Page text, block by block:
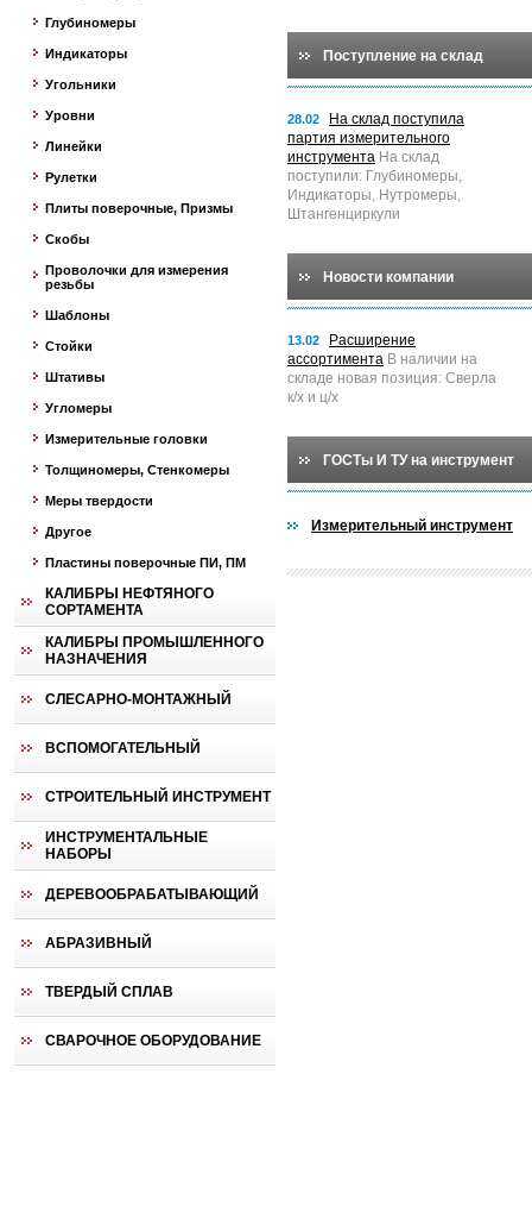
Глубиномеры
Индикаторы
Угольники
Уровни
Линейки
Рулетки
Плиты поверочные, Призмы
Скобы
Проволочки для измерения
резьбы
Шаблоны
Стойки
Штативы
Угломеры
Измерительные головки
Толщиномеры, Стенкомеры
Меры твердости
Другое
Пластины поверочные ПИ, ПМ
КАЛИБРЫ НЕФТЯНОГО
СОРТАМЕНТА
КАЛИБРЫ ПРОМЫШЛЕННОГО
НАЗНАЧЕНИЯ
СЛЕСАРНО-МОНТАЖНЫЙ
ВСПОМОГАТЕЛЬНЫЙ
СТРОИТЕЛЬНЫЙ ИНСТРУМЕНТ
ИНСТРУМЕНТАЛЬНЫЕ
НАБОРЫ
ДЕРЕВООБРАБАТЫВАЮЩИЙ
АБРАЗИВНЫЙ
ТВЕРДЫЙ СПЛАВ
СВАРОЧНОЕ ОБОРУДОВАНИЕ
Поступление на склад
28.02
На склад поступила
партия измерительного
инструмента На склад
поступили: Глубиномеры,
Индикаторы, Нутромеры,
Штангенциркули
Новости компании
13.02
Расширение
ассортимента В наличии на
складе новая позиция: Сверла
к/х и ц/х
ГОСТы И ТУ на инструмент
Измерительный инструмент